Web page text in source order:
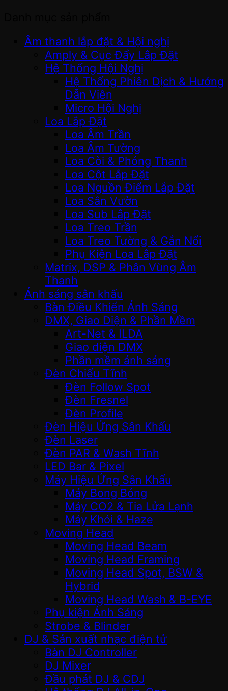
Âm thanh lắp đặt & Hội nghị
Amply & Cục Đẩy Lắp Đặt
Hệ Thống Hội Nghị
Hệ Thống Phiên Dịch & Hướng
Dẫn Viên
Micro Hội Nghị
Loa Lắp Đặt
Loa Âm Trần
Loa Âm Tường
Loa Còi & Phóng Thanh
Loa Cột Lắp Đặt
Loa Nguồn Điểm Lắp Đặt
Loa Sân Vườn
Loa Sub Lắp Đặt
Loa Treo Trần
Loa Treo Tường & Gắn Nổi
Phụ Kiện Loa Lắp Đặt
Matrix, DSP & Phân Vùng Âm
Thanh
Ánh sáng sân khấu
Bàn Điều Khiển Ánh Sáng
DMX, Giao Diện & Phần Mềm
Art-Net & ILDA
Giao diện DMX
Phần mềm ánh sáng
Đèn Chiếu Tĩnh
Đèn Follow Spot
Đèn Fresnel
Đèn Profile
Đèn Hiệu Ứng Sân Khấu
Đèn Laser
Đèn PAR & Wash Tĩnh
LED Bar & Pixel
Máy Hiệu Ứng Sân Khấu
Máy Bong Bóng
Máy CO2 & Tia Lửa Lạnh
Máy Khói & Haze
Moving Head
Moving Head Beam
Moving Head Framing
Moving Head Spot, BSW &
Hybrid
Moving Head Wash & B-EYE
Phụ kiện Ánh Sáng
Strobe & Blinder
DJ & Sản xuất nhạc điện tử
Bàn DJ Controller
DJ Mixer
Đầu phát DJ & CDJ